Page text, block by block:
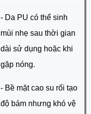
- Da PU có thể sinh
mùi nhẹ sau thời gian
dài sử dụng hoặc khi
gặp nóng.
- Bề mặt cao su rối tạo
độ bám nhưng khó vệ